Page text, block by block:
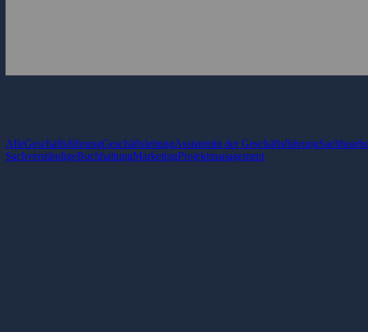
AlleGeschäftsführungGeschäftsleitungAssistentin der Geschäftsführung
SachverständigeBuchhaltungMarketingProjektmanagement